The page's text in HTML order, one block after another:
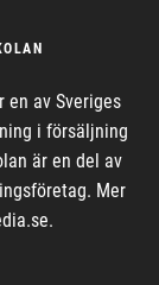
en av Sveriges
i försäljning
är en del av
Mer